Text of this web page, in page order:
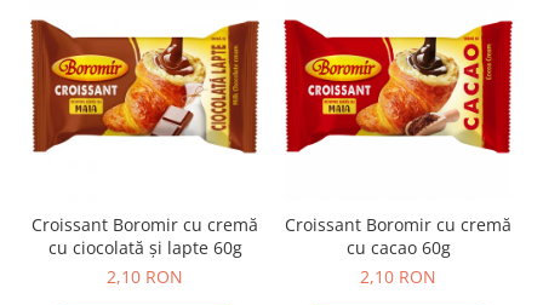
Croissant Boromir cu cremă
cu ciocolată și lapte 60g
2,10 RON
Croissant Boromir cu cremă
cu cacao 60g
2,10 RON